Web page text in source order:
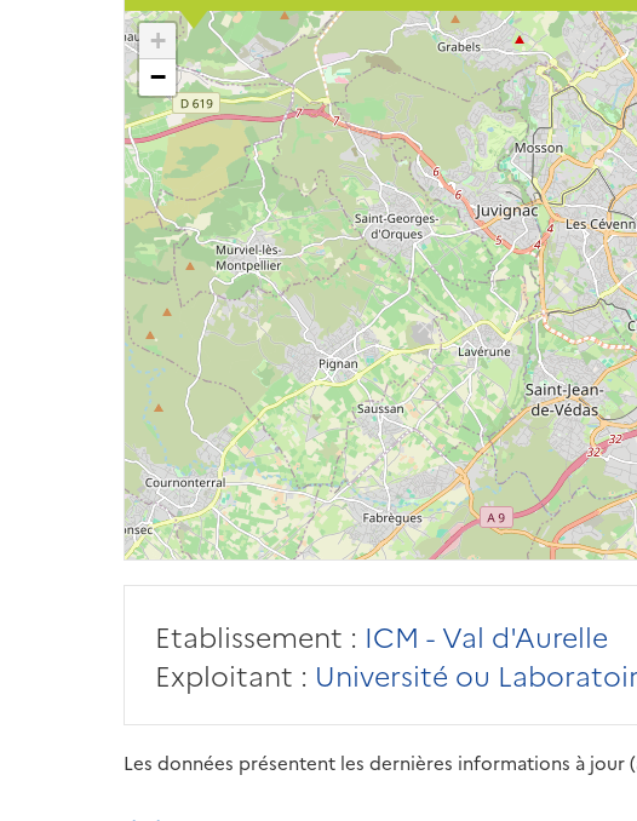
+
−
Etablissement : ICM - Val d'Aurelle
Exploitant : Université ou
Les données présentent les dernières informations à jour